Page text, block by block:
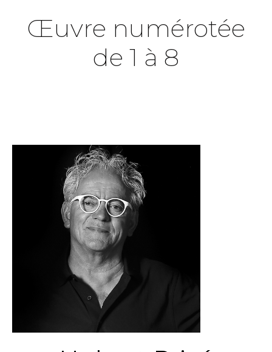
Œuvre numérotée
de 1 à 8